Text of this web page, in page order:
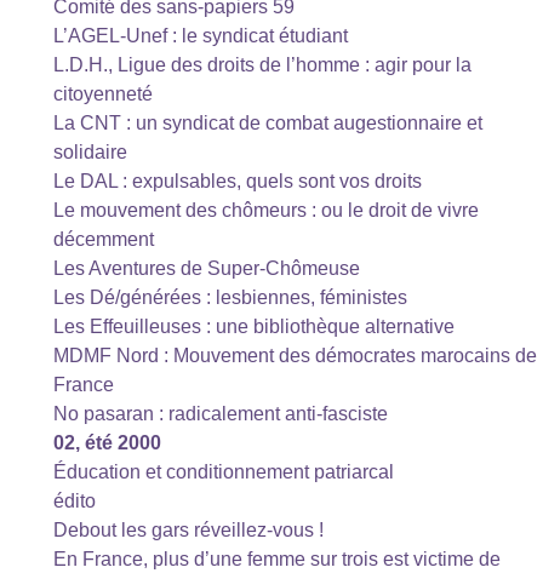
Comité des sans-papiers 59
L’AGEL-Unef : le syndicat étudiant
L.D.H., Ligue des droits de l’homme : agir pour la
citoyenneté
La CNT : un syndicat de combat augestionnaire et
solidaire
Le DAL : expulsables, quels sont vos droits
Le mouvement des chômeurs : ou le droit de vivre
décemment
Les Aventures de Super-Chômeuse
Les Dé/générées : lesbiennes, féministes
Les Effeuilleuses : une bibliothèque alternative
MDMF Nord : Mouvement des démocrates marocains de
France
No pasaran : radicalement anti-fasciste
02, été 2000
Éducation et conditionnement patriarcal
édito
Debout les gars réveillez-vous !
En France, plus d’une femme sur trois est victime de